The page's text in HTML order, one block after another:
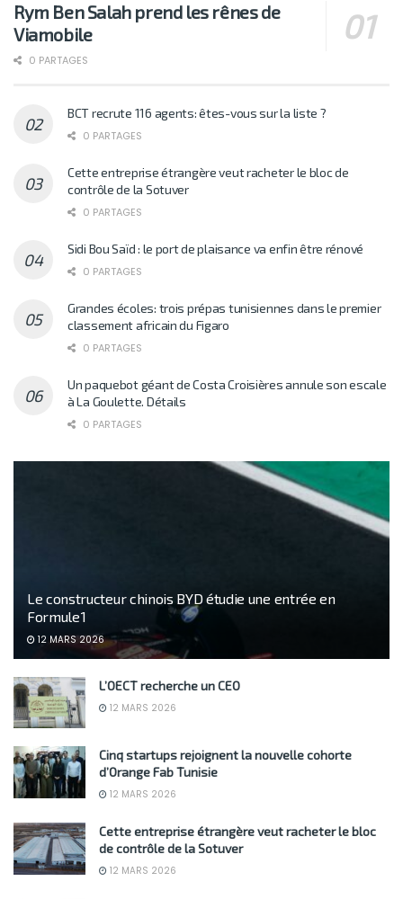
Rym Ben Salah prend les rênes de
Viamobile
0 PARTAGES
BCT recrute 116 agents: êtes-vous sur la liste ?
0 PARTAGES
Cette entreprise étrangère veut racheter le bloc de
contrôle de la Sotuver
0 PARTAGES
Sidi Bou Saïd : le port de plaisance va enfin être rénové
0 PARTAGES
Grandes écoles: trois prépas tunisiennes dans le premier
classement africain du Figaro
0 PARTAGES
Un paquebot géant de Costa Croisières annule son escale
à La Goulette. Détails
0 PARTAGES
Le constructeur chinois BYD étudie une entrée en
Formule 1
12 MARS 2026
L’OECT recherche un CEO
12 MARS 2026
Cinq startups rejoignent la nouvelle cohorte
d’Orange Fab Tunisie
12 MARS 2026
Cette entreprise étrangère veut racheter le bloc
de contrôle de la Sotuver
12 MARS 2026